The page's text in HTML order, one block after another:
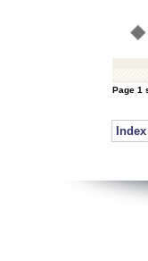
Page 1